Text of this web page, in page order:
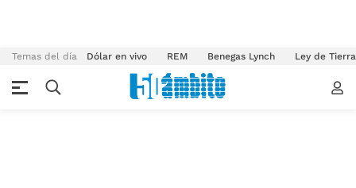
Temas del día Dólar en vivo REM Benegas Lynch Ley de